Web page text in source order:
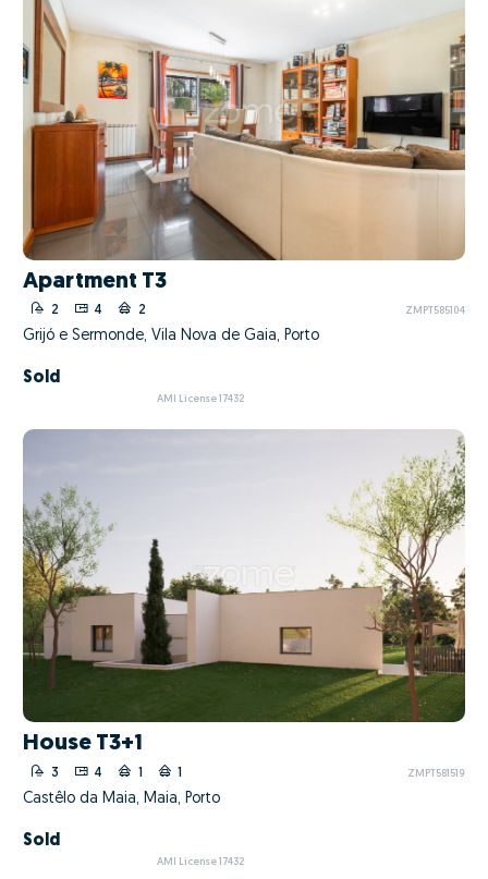
Apartment T3
2 4 2 ZMPT585104
Grijó e Sermonde, Vila Nova de Gaia, Porto
Sold
AMI License 17432
House T3+1
3 4 1 1 ZMPT581519
Castêlo da Maia, Maia, Porto
Sold
AMI License 17432